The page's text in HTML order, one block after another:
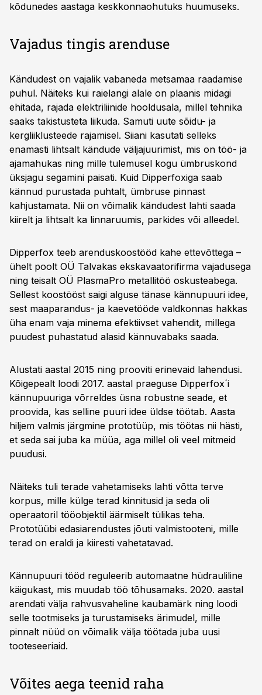
kõdunedes aastaga keskkonnaohutuks huumuseks.
Vajadus tingis arenduse
Kändudest on vajalik vabaneda metsamaa raadamise
puhul. Näiteks kui raielangi alale on plaanis midagi
ehitada, rajada elektriliinide hooldusala, millel tehnika
saaks takistusteta liikuda. Samuti uute sõidu- ja
kergliiklusteede rajamisel. Siiani kasutati selleks
enamasti lihtsalt kändude väljajuurimist, mis on töö- ja
ajamahukas ning mille tulemusel kogu ümbruskond
üksjagu segamini paisati. Kuid Dipperfoxiga saab
kännud purustada puhtalt, ümbruse pinnast
kahjustamata. Nii on võimalik kändudest lahti saada
kiirelt ja lihtsalt ka linnaruumis, parkides või alleedel.
Dipperfox teeb arenduskoostööd kahe ettevõttega –
ühelt poolt OÜ Talvakas ekskavaatorifirma vajadusega
ning teisalt OÜ PlasmaPro metallitöö oskusteabega.
Sellest koostööst saigi alguse tänase kännupuuri idee,
sest maaparandus- ja kaevetööde valdkonnas hakkas
üha enam vaja minema efektiivset vahendit, millega
puudest puhastatud alasid kännuvabaks saada.
Alustati aastal 2015 ning prooviti erinevaid lahendusi.
Kõigepealt loodi 2017. aastal praeguse Dipperfox´i
kännupuuriga võrreldes üsna robustne seade, et
proovida, kas selline puuri idee üldse töötab. Aasta
hiljem valmis järgmine prototüüp, mis töötas nii hästi,
et seda sai juba ka müüa, aga millel oli veel mitmeid
puudusi.
Näiteks tuli terade vahetamiseks lahti võtta terve
korpus, mille külge terad kinnitusid ja seda oli
operaatoril tööobjektil äärmiselt tülikas teha.
Prototüübi edasiarendustes jõuti valmistooteni, mille
terad on eraldi ja kiiresti vahetatavad.
Kännupuuri tööd reguleerib automaatne hüdrauliline
käigukast, mis muudab töö tõhusamaks. 2020. aastal
arendati välja rahvusvaheline kaubamärk ning loodi
selle tootmiseks ja turustamiseks ärimudel, mille
pinnalt nüüd on võimalik välja töötada juba uusi
tooteseeriaid.
Võites aega teenid raha